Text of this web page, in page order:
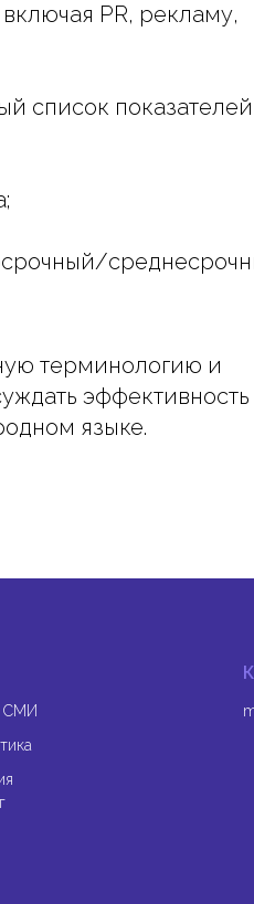
PR, рекламу,
список
терминологию и
эффективность
языке.
СМИ